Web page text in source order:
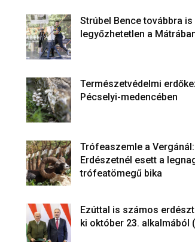
Strúbel Bence továbbra is
legyőzhetetlen a
Természetvédelmi
Pécselyi-medencében
Trófeaszemle a
Erdészetnél esett a
trófeatömegű bika
Ezúttal is számos
ki október 23. alkalmából